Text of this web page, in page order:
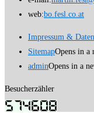
web:bo.fesl.co.at
Impressum &
SitemapOpens in a
adminOpens in a
Besucherzähler